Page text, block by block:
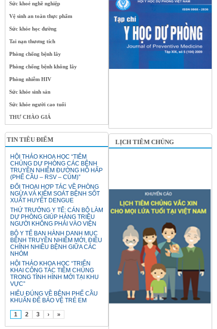
Sức khoẻ nghề nghiệp
Vệ sinh an toàn thực phẩm
Sức khỏe học đường
Tai nạn thương tích
Phòng chống bệnh lây
Phòng chống bệnh không lây
Phòng nhiễm HIV
Sức khỏe sinh sản
Sức khỏe người cao tuổi
THƯ CHÀO GIÁ
TIN TIÊU ĐIỂM
HỘI THẢO KHOA HỌC “TIÊM
CHỦNG DỰ PHÒNG CÁC BỆNH
TRUYỀN NHIỄM ĐƯỜNG HÔ HẤP
(PHẾ CẦU – RSV – CÚM)”
ĐỐI THOẠI HỢP TÁC VỀ PHÒNG
NGỪA VÀ KIỂM SOÁT BỆNH SỐT
XUẤT HUYẾT DENGUE
THỨ TRƯỞNG Y TẾ: CÁN BỘ LÀM
DỰ PHÒNG GIÚP HÀNG TRIỆU
NGƯỜI KHÔNG PHẢI VÀO VIỆN
BỘ Y TẾ BAN HÀNH DANH MỤC
BỆNH TRUYỀN NHIỄM MỚI, ĐIỀU
CHỈNH NHIỀU BỆNH GIỮA CÁC
NHÓM
HỘI THẢO KHOA HỌC “TRIỂN
KHAI CÔNG TÁC TIÊM CHỦNG
TRONG TÌNH HÌNH MỚI TẠI KHU
VỰC”
HIỂU ĐÚNG VỀ BỆNH PHẾ CẦU
KHUẨN ĐỂ BẢO VỆ TRẺ EM
1 2 3 › »
LỊCH TIÊM CHỦNG